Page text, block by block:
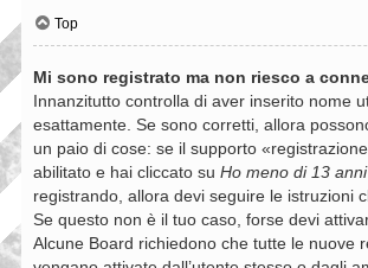
Top
Mi sono registrato ma non riesco a
Innanzitutto controlla di aver inserito nome
esattamente. Se sono corretti, allora
un paio di cose: se il supporto
abilitato e hai cliccato su Ho meno di 13 anni
registrando, allora devi seguire le istruzioni
Se questo non è il tuo caso, forse devi
Alcune Board richiedono che tutte le nuove